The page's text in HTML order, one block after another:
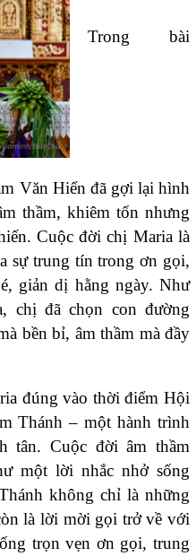
Trong bài
Văn Hiển đã gợi lại hình
thầm, khiêm tốn nhưng
Cuộc đời chị Maria là
sự trung tín trong ơn gọi,
giản dị hằng ngày. Như
chị đã chọn con đường
bền bỉ, âm thầm mà đầy
đúng vào thời điểm Hội
Thánh – một hành trình
tân. Cuộc đời âm thầm
một lời nhắc nhở sống
không chỉ là những
là lời mời gọi trở về với
trọn vẹn ơn gọi, trung